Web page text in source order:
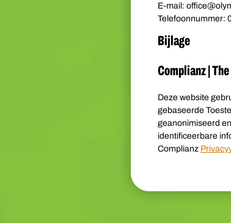
E-mail:office@
Telefoonnummer:
Bijlage
Complianz |
Deze website
gebaseerde
geanonimiseerd
identificeerbare
Complianz